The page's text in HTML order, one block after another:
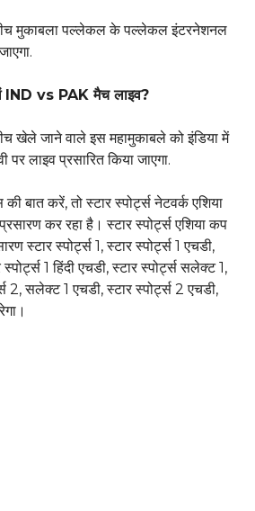
मुकाबला पल्लेकल के पल्लेकल इंटरनेशनल
IND vs PAK मैच लाइव?
खेले जाने वाले इस महामुकाबले को इंडिया में
पर लाइव प्रसारित किया जाएगा.
की बात करें, तो स्टार स्पोर्ट्स नेटवर्क एशिया
कर रहा है। स्टार स्पोर्ट्स एशिया कप
स्टार स्पोर्ट्स 1, स्टार स्पोर्ट्स 1 एचडी,
स्पोर्ट्स 1 हिंदी एचडी, स्टार स्पोर्ट्स सलेक्ट 1,
2, सलेक्ट 1 एचडी, स्टार स्पोर्ट्स 2 एचडी,